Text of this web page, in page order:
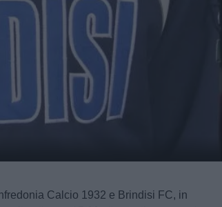
Calcio 1932 e Brindisi FC, in